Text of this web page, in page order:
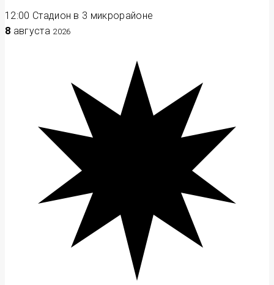
12:00 Стадион в 3 микрорайоне
8 августа 2026